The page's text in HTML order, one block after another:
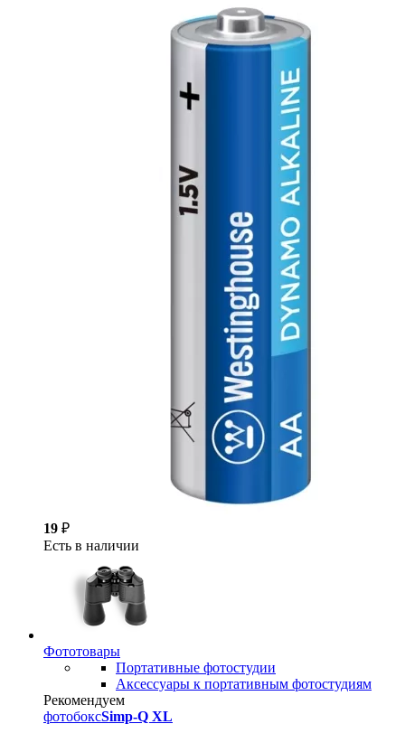
19 ₽
Есть в наличии
Фототовары
Портативные фотостудии
Аксессуары к портативным фотостудиям
Рекомендуем
фотобоксSimp-Q XL